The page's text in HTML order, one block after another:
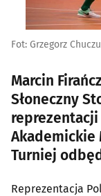
Fot: Grzegorz
Marcin
Słoneczny
Akademickie
Turniej
Reprezentacja